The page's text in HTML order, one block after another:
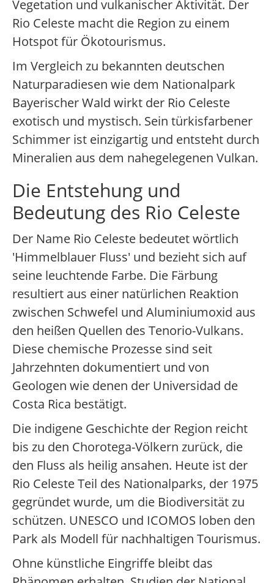
Vegetation und vulkanischer Aktivität. Der
Rio Celeste macht die Region zu einem
Hotspot für Ökotourismus.
Im Vergleich zu bekannten deutschen
Naturparadiesen wie dem Nationalpark
Bayerischer Wald wirkt der Rio Celeste
exotisch und mystisch. Sein türkisfarbener
Schimmer ist einzigartig und entsteht durch
Mineralien aus dem nahegelegenen Vulkan.
Die Entstehung und
Bedeutung des Rio Celeste
Der Name Rio Celeste bedeutet wörtlich
'Himmelblauer Fluss' und bezieht sich auf
seine leuchtende Farbe. Die Färbung
resultiert aus einer natürlichen Reaktion
zwischen Schwefel und Aluminiumoxid aus
den heißen Quellen des Tenorio-Vulkans.
Diese chemische Prozesse sind seit
Jahrzehnten dokumentiert und von
Geologen wie denen der Universidad de
Costa Rica bestätigt.
Die indigene Geschichte der Region reicht
bis zu den Chorotega-Völkern zurück, die
den Fluss als heilig ansahen. Heute ist der
Rio Celeste Teil des Nationalparks, der 1975
gegründet wurde, um die Biodiversität zu
schützen. UNESCO und ICOMOS loben den
Park als Modell für nachhaltigen Tourismus.
Ohne künstliche Eingriffe bleibt das